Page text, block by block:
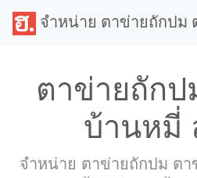
จำหน่าย ตาข่ายถักปม
ตาข่ายถัก
บ้านหมี่
จำหน่าย ตาข่ายถักปม ต